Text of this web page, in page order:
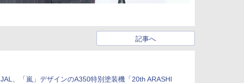
記事へ
JAL、「嵐」デザインのA350特別塗装機「20th ARASHI